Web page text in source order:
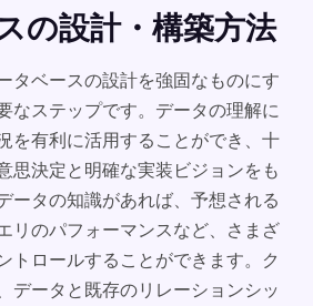
の設計・構築方法
タベースの設計を強固なものにす
なステップです。データの理解に
を有利に活用することができ、十
思決定と明確な実装ビジョンをも
ータの知識があれば、予想される
リのパフォーマンスなど、さまざ
トロールすることができます。ク
データと既存のリレーションシッ